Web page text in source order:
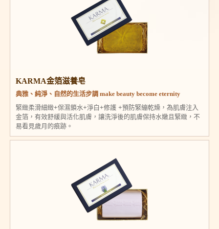
KARMA金箔滋養皂
典雅、純淨、自然的生活步調 make beauty become eternity
緊緻柔滑細緻+保濕鎖水+淨白+修護 +預防緊繃乾燥，為肌膚注入
金箔，有效舒緩與活化肌膚，讓洗淨後的肌膚保持水嫩且緊緻，不
易看見歲月的痕跡。